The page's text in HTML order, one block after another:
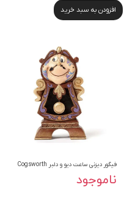
افزودن به سبد خرید
فیگور دیزنی ساعت دیو و دلبر Cogsworth
ناموجود